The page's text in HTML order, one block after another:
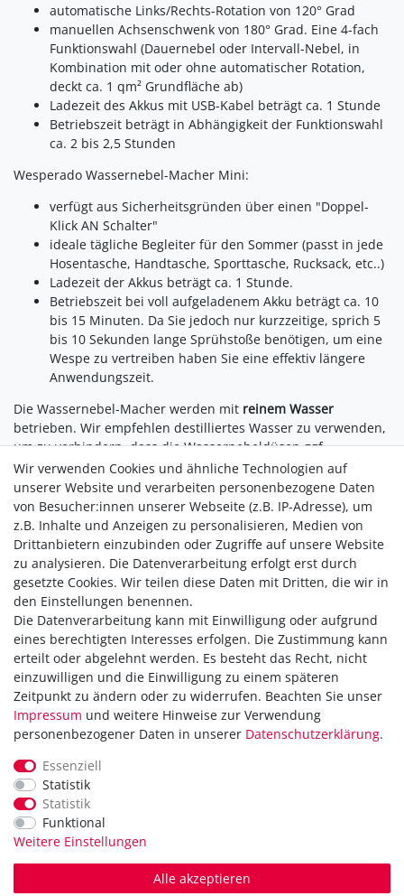
automatische Links/Rechts-Rotation von 120° Grad
manuellen Achsenschwenk von 180° Grad. Eine 4-fach
Funktionswahl (Dauernebel oder Intervall-Nebel, in
Kombination mit oder ohne automatischer Rotation,
deckt ca. 1 qm² Grundfläche ab)
Ladezeit des Akkus mit USB-Kabel beträgt ca. 1 Stunde
Betriebszeit beträgt in Abhängigkeit der Funktionswahl
ca. 2 bis 2,5 Stunden
Wesperado Wassernebel-Macher Mini:
verfügt aus Sicherheitsgründen über einen "Doppel-
Klick AN Schalter"
ideale tägliche Begleiter für den Sommer (passt in jede
Hosentasche, Handtasche, Sporttasche, Rucksack, etc..)
Ladezeit der Akkus beträgt ca. 1 Stunde.
Betriebszeit bei voll aufgeladenem Akku beträgt ca. 10
bis 15 Minuten. Da Sie jedoch nur kurzzeitige, sprich 5
bis 10 Sekunden lange Sprühstoße benötigen, um eine
Wespe zu vertreiben haben Sie eine effektiv längere
Anwendungszeit.
Die Wassernebel-Macher werden mit reinem Wasser
betrieben. Wir empfehlen destilliertes Wasser zu verwenden,
um zu verhindern, dass die Wassernebeldüsen ggf.
verkalken.
Versandkostenfrei ab 40,-€
Zahlung
Versand
Daten­schutz­erklärung
AGB
Hinweis zur Batterieentsorgung
Erklärung zur Barrierefreiheit
Kontakt
Impressum
Widerrufsrecht
Vertrag widerrufen
Wir verwenden Cookies und ähnliche Technologien auf
unserer Website und verarbeiten personenbezogene Daten
von Besucher:innen unserer Webseite (z.B. IP-Adresse), um
z.B. Inhalte und Anzeigen zu personalisieren, Medien von
Drittanbietern einzubinden oder Zugriffe auf unsere Website
zu analysieren. Die Datenverarbeitung erfolgt erst durch
gesetzte Cookies. Wir teilen diese Daten mit Dritten, die wir in
den Einstellungen benennen.
Die Datenverarbeitung kann mit Einwilligung oder aufgrund
eines berechtigten Interesses erfolgen. Die Zustimmung kann
erteilt oder abgelehnt werden. Es besteht das Recht, nicht
einzuwilligen und die Einwilligung zu einem späteren
Zeitpunkt zu ändern oder zu widerrufen. Beachten Sie unser
Impressum und weitere Hinweise zur Verwendung
personenbezogener Daten in unserer Daten­schutz­erklärung.
Essenziell
Statistik
Statistik
Funktional
Weitere Einstellungen
Alle akzeptieren